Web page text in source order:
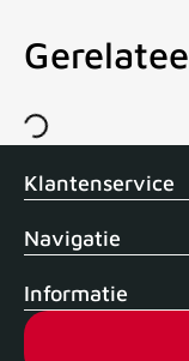
Voor 15uur besteld,
Klantenservice
Navigatie
Informatie